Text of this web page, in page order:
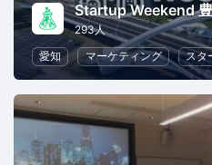
Startup Weekend
293人
愛知
マーケティング スタ